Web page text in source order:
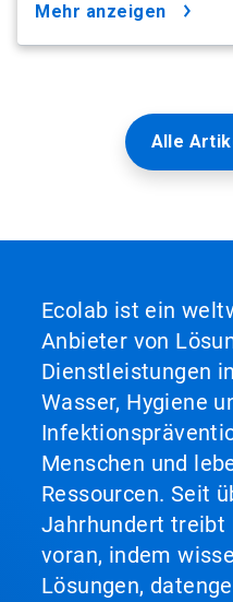
mehr anzeigen
Alle
Ecolab ist ein
Anbieter von
Dienstleistungen
Wasser, Hygiene
Menschen und
Ressourcen. Seit
Jahrhundert treibt
voran, indem
Lösungen,